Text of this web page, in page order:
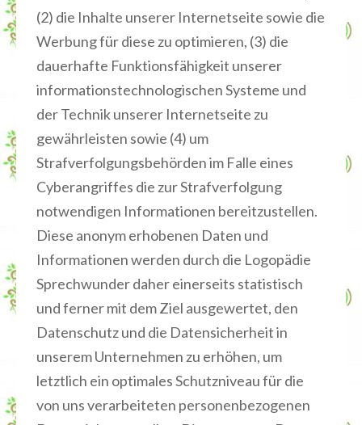
(2) die Inhalte unserer Internetseite sowie die
Werbung für diese zu optimieren, (3) die
dauerhafte Funktionsfähigkeit unserer
informationstechnologischen Systeme und
der Technik unserer Internetseite zu
gewährleisten sowie (4) um
Strafverfolgungsbehörden im Falle eines
Cyberangriffes die zur Strafverfolgung
notwendigen Informationen bereitzustellen.
Diese anonym erhobenen Daten und
Informationen werden durch die Logopädie
Sprechwunder daher einerseits statistisch
und ferner mit dem Ziel ausgewertet, den
Datenschutz und die Datensicherheit in
unserem Unternehmen zu erhöhen, um
letztlich ein optimales Schutzniveau für die
von uns verarbeiteten personenbezogenen